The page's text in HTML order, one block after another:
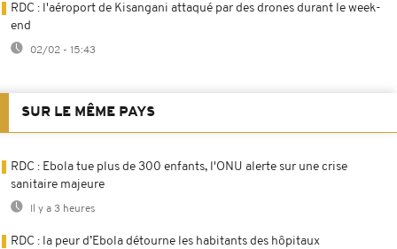
RDC : l'aéroport de Kisangani attaqué par des drones durant le week-
end
02/02 - 15:43
SUR LE MÊME PAYS
RDC : Ebola tue plus de 300 enfants, l'ONU alerte sur une crise
sanitaire majeure
Il y a 3 heures
RDC : la peur d’Ebola détourne les habitants des hôpitaux